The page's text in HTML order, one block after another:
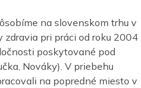
na slovenskom trhu v
pri práci od roku 2004
poskytované pod
Nováky). V priebehu
na popredné miesto v